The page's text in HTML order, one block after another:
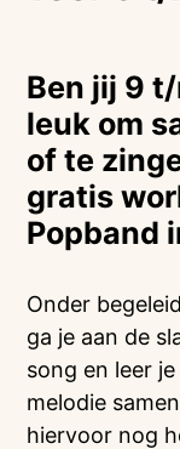
Ben jij 9
leuk om
of te
gratis
Popband
Onder
ga je aan de
song en leer
melodie
hiervoor nog